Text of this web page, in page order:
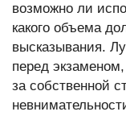
возможно ли
какого объема
высказывания.
перед
за собственной